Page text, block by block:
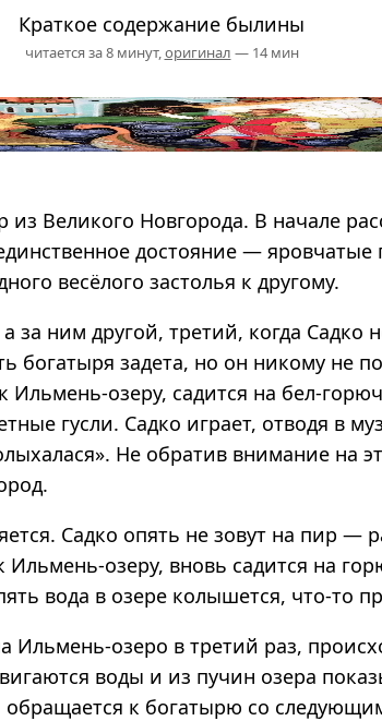
Краткое содержание былины
читается за 8 минут,оригинал — 14 мин
Великого Новгорода. В начале
достояние — яровчатые
весёлого застолья к другому.
за ним другой, третий, когда Садко
богатыря задета, но он никому не
Ильмень-озеру, садится на бел-
гусли. Садко играет, отводя в
Не обратив внимание на
Садко опять не зовут на пир —
Ильмень-озеру, вновь садится на
вода в озере колышется, что-то
Ильмень-озеро в третий раз,
воды и из пучин озера
к богатырю со